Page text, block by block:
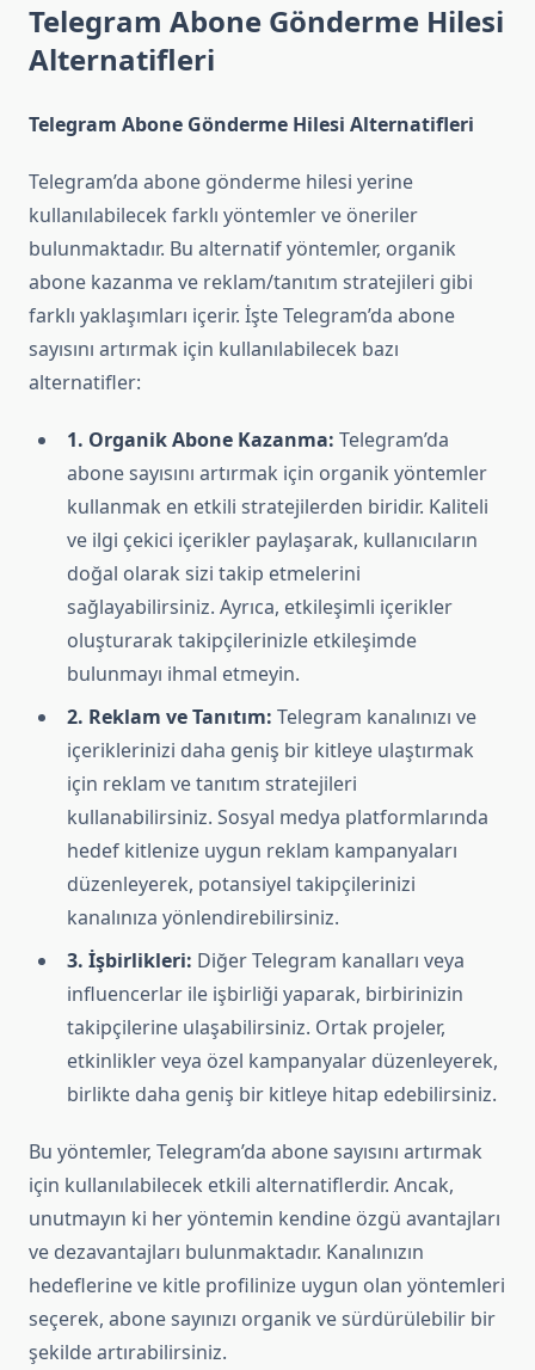
Telegram Abone Gönderme Hilesi
Alternatifleri
Telegram Abone Gönderme Hilesi Alternatifleri
Telegram’da abone gönderme hilesi yerine
kullanılabilecek farklı yöntemler ve öneriler
bulunmaktadır. Bu alternatif yöntemler, organik
abone kazanma ve reklam/tanıtım stratejileri gibi
farklı yaklaşımları içerir. İşte Telegram’da abone
sayısını artırmak için kullanılabilecek bazı
alternatifler:
1. Organik Abone Kazanma: Telegram’da
abone sayısını artırmak için organik yöntemler
kullanmak en etkili stratejilerden biridir. Kaliteli
ve ilgi çekici içerikler paylaşarak, kullanıcıların
doğal olarak sizi takip etmelerini
sağlayabilirsiniz. Ayrıca, etkileşimli içerikler
oluşturarak takipçilerinizle etkileşimde
bulunmayı ihmal etmeyin.
2. Reklam ve Tanıtım: Telegram kanalınızı ve
içeriklerinizi daha geniş bir kitleye ulaştırmak
için reklam ve tanıtım stratejileri
kullanabilirsiniz. Sosyal medya platformlarında
hedef kitlenize uygun reklam kampanyaları
düzenleyerek, potansiyel takipçilerinizi
kanalınıza yönlendirebilirsiniz.
3. İşbirlikleri: Diğer Telegram kanalları veya
influencerlar ile işbirliği yaparak, birbirinizin
takipçilerine ulaşabilirsiniz. Ortak projeler,
etkinlikler veya özel kampanyalar düzenleyerek,
birlikte daha geniş bir kitleye hitap edebilirsiniz.
Bu yöntemler, Telegram’da abone sayısını artırmak
için kullanılabilecek etkili alternatiflerdir. Ancak,
unutmayın ki her yöntemin kendine özgü avantajları
ve dezavantajları bulunmaktadır. Kanalınızın
hedeflerine ve kitle profilinize uygun olan yöntemleri
seçerek, abone sayınızı organik ve sürdürülebilir bir
şekilde artırabilirsiniz.